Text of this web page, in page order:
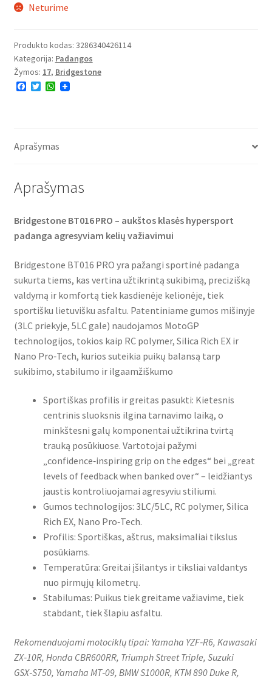
Neturime
Produkto kodas: 3286340426114
Kategorija: Padangos
Žymos: 17, Bridgestone
F
o
T
r
W
p
Aprašymas
Aprašymas
Bridgestone BT016 PRO – aukštos klasės hypersport
padanga agresyviam kelių važiavimui
Bridgestone BT016 PRO yra pažangi sportinė padanga
sukurta tiems, kas vertina užtikrintą sukibimą, precizišką
valdymą ir komfortą tiek kasdienėje kelionėje, tiek
sportišku lietuvišku asfaltu. Patentiniame gumos mišinyje
(3LC priekyje, 5LC gale) naudojamos MotoGP
technologijos, tokios kaip RC polymer, Silica Rich EX ir
Nano Pro‑Tech, kurios suteikia puikų balansą tarp
sukibimo, stabilumo ir ilgaamžiškumo
Sportiškas profilis ir greitas pasukti: Kietesnis
centrinis sluoksnis ilgina tarnavimo laiką, o
minkštesni galų komponentai užtikrina tvirtą
trauką posūkiuose. Vartotojai pažymi
„confidence‑inspiring grip on the edges“ bei „great
levels of feedback when banked over“ – leidžiantys
jaustis kontroliuojamai agresyviu stiliumi.
Gumos technologijos: 3LC/5LC, RC polymer, Silica
Rich EX, Nano Pro‑Tech.
Profilis: Sportiškas, aštrus, maksimaliai tikslus
posūkiams.
Temperatūra: Greitai įšilantys ir tiksliai valdantys
nuo pirmųjų kilometrų.
Stabilumas: Puikus tiek greitame važiavime, tiek
stabdant, tiek šlapiu asfaltu.
Rekomenduojami motociklų tipai: Yamaha YZF‑R6, Kawasaki
ZX‑10R, Honda CBR600RR, Triumph Street Triple, Suzuki
GSX‑S750, Yamaha MT‑09, BMW S1000R, KTM 890 Duke R,